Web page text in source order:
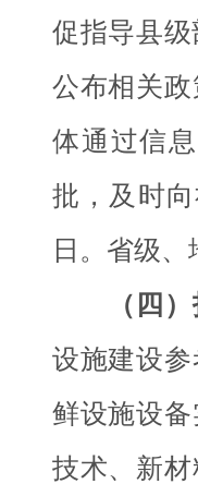
促指导县
公布相关
体通过信
批，及时
日。省级
（四
设施建设
鲜设施设
技术、新